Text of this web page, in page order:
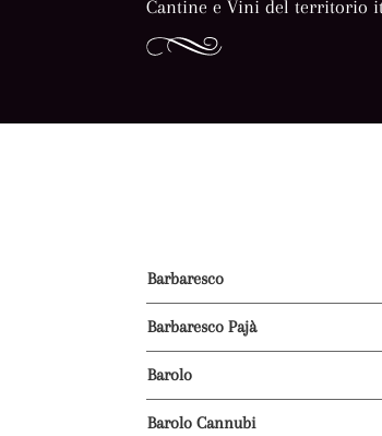
Cantine e Vini del territorio
Barbaresco
Barbaresco Pajà
Barolo
Barolo Cannubi